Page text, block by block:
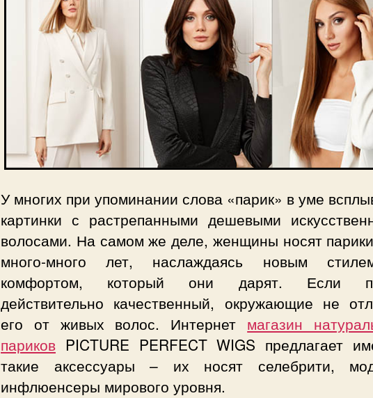
У многих при упоминании слова «парик» в уме
картинки с растрепанными дешевыми
волосами. На самом же деле, женщины носят
много-много лет, наслаждаясь новым
комфортом, который они дарят. Если
действительно качественный, окружающие не
его от живых волос. Интернет магазин
париков PICTURE PERFECT WIGS предлагает
такие аксессуары – их носят селебрити,
инфлюенсеры мирового уровня.